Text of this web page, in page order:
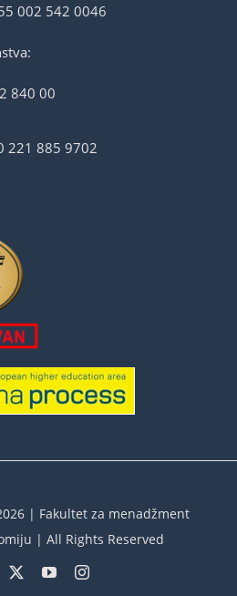
002 542 0046
840 00
221 885 9702
| Fakultet za menadžment
| All Rights Reserved